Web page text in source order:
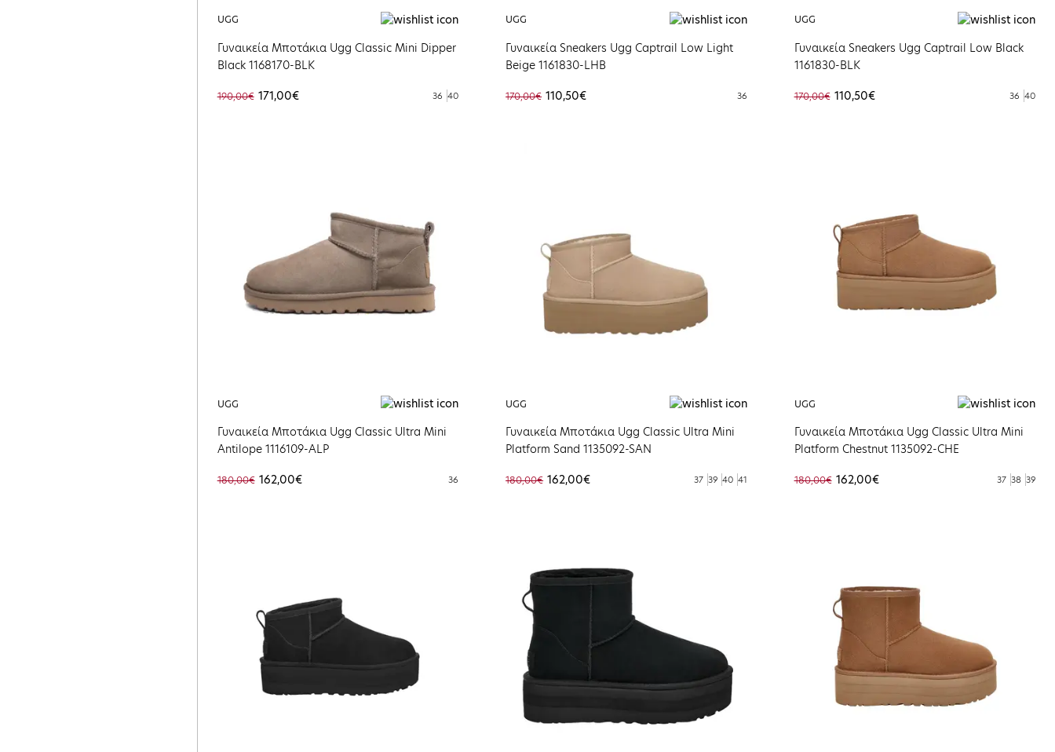
UGG
Γυναικεία Μποτάκια Ugg Classic Mini Dipper
Black 1168170-BLK
190,00€ 171,00€ 36 40
UGG
Γυναικεία Sneakers Ugg Captrail Low Light
Beige 1161830-LHB
170,00€ 110,50€ 36
UGG
Γυναικεία Sneakers Ugg Captrail Low Black
1161830-BLK
170,00€ 110,50€ 36 40
UGG
Γυναικεία Μποτάκια Ugg Classic Ultra Mini
Antilope 1116109-ALP
180,00€ 162,00€ 36
UGG
Γυναικεία Μποτάκια Ugg Classic Ultra Mini
Platform Sand 1135092-SAN
180,00€ 162,00€ 37 39 40 41
UGG
Γυναικεία Μποτάκια Ugg Classic Ultra Mini
Platform Chestnut 1135092-CHE
180,00€ 162,00€ 37 38 39